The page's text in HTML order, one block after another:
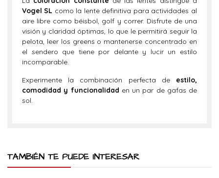
Vogel SL como la lente definitiva para actividades al
aire libre como béisbol, golf y correr. Disfrute de una
visión y claridad óptimas, lo que le permitirá seguir la
pelota, leer los greens o mantenerse concentrado en
el sendero que tiene por delante y lucir un estilo
incomparable.
Experimente la combinación perfecta de estilo,
comodidad y funcionalidad en un par de gafas de
sol.
TAMBIÉN TE PUEDE INTERESAR